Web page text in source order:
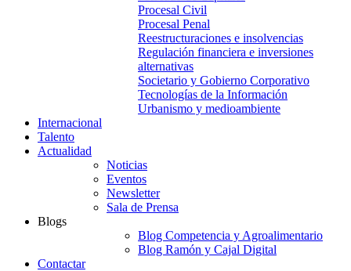
Procesal Civil
Procesal Penal
Reestructuraciones e insolvencias
Regulación financiera e inversiones
alternativas
Societario y Gobierno Corporativo
Tecnologías de la Información
Urbanismo y medioambiente
Internacional
Talento
Actualidad
Noticias
Eventos
Newsletter
Sala de Prensa
Blogs
Blog Competencia y Agroalimentario
Blog Ramón y Cajal Digital
Contactar